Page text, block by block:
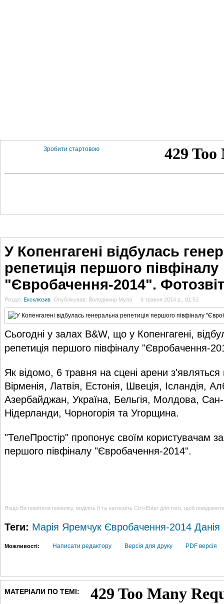
Зробити стартовою
У Копенгагені відбулась
репетиція першого півфіналу
"Євробачення-2014". Фотозвіт
Розділ: Ексклюзив Опублікував: Володимир Мула 6 травня 2014 р., 01:51
Сьогодні у залах B&W, що у Копенгагені,
репетиція першого півфіналу "Євробачення-
Як відомо, 6 травня на сцені арени
Вірменія, Латвія, Естонія, Швеція, Ісландія,
Азербайджан, Україна, Бельгія, Молдова,
Нідерланди, Чорногорія та Угорщина.
"ТелеПростір" пропонує своїм користувачам
першого півфіналу "Євробачення-2014".
Якщо Ви помітили помилку, виділіть її та натисніть Ctrl+Enter для того, щоб
Теги: Марія Яремчук Євробачення-2014 Данія
Можливості: Написати редактору Версія для друку PDF версія
МАТЕРІАЛИ ПО ТЕМІ: